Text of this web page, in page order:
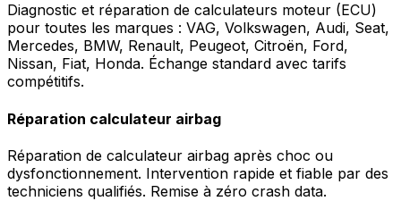
Diagnostic et réparation de calculateurs moteur (ECU)
pour toutes les marques : VAG, Volkswagen, Audi, Seat,
Mercedes, BMW, Renault, Peugeot, Citroën, Ford,
Nissan, Fiat, Honda. Échange standard avec tarifs
compétitifs.
Réparation calculateur airbag
Réparation de calculateur airbag après choc ou
dysfonctionnement. Intervention rapide et fiable par des
techniciens qualifiés. Remise à zéro crash data.